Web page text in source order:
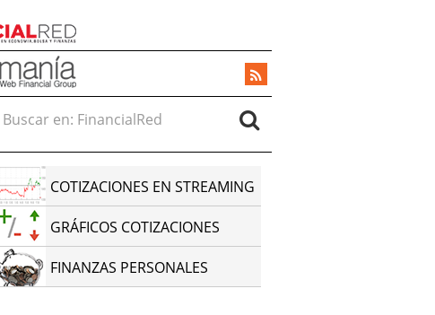
Buscar en:
COTIZACIONES EN STREAMING
GRÁFICOS COTIZACIONES
FINANZAS PERSONALES